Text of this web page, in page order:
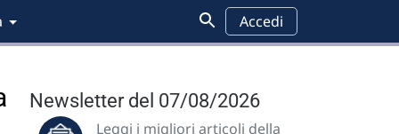
Accedi
Newsletter del 07/08/2026
Leggi i migliori articoli della